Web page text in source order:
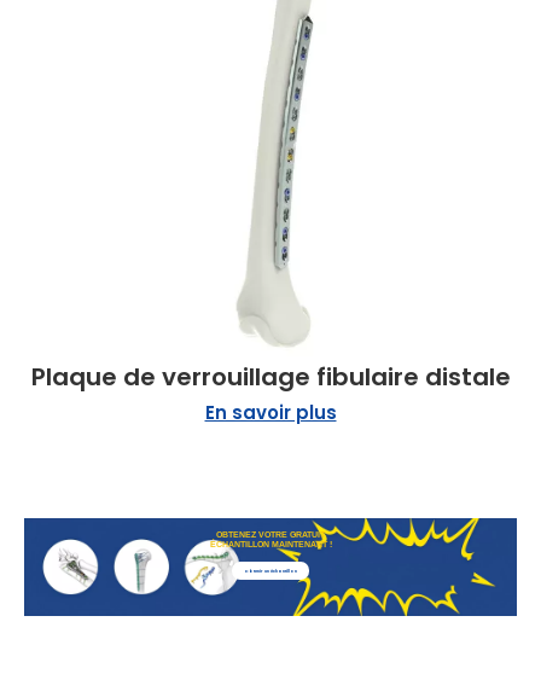
Plaque de verrouillage fibulaire distale
En savoir plus
OBTENEZ VOTRE GRATUIT
ÉCHANTILLON MAINTENANT !
Obtenir un échantillon